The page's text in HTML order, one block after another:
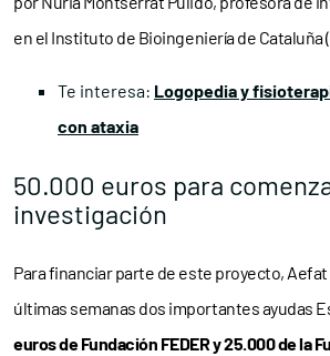
en el Instituto de Bioingeniería de Cataluña
Te interesa: Logopedia y
con ataxia
50.000 euros para
investigación
Para financiar parte de este proyecto,
últimas semanas dos importantes ayudas
euros de Fundación FEDER y 25.000 de la